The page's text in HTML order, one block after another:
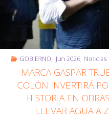
GOBIERNO, Jun 2026, Noticias
MARCA GASPAR
COLÓN INVERTIRÁ
HISTORIA EN
LLEVAR AGUA A